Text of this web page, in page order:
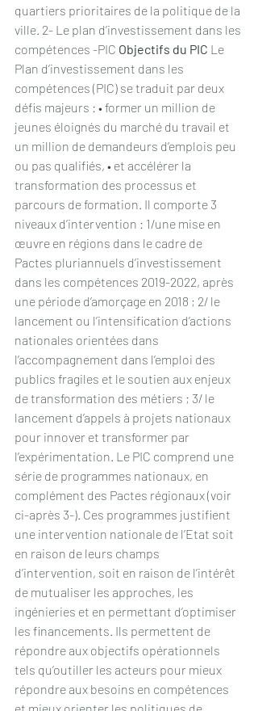
quartiers prioritaires de la politique de la
ville. 2- Le plan d’investissement dans les
compétences -PIC Objectifs du PIC Le
Plan d’investissement dans les
compétences (PIC) se traduit par deux
défis majeurs : • former un million de
jeunes éloignés du marché du travail et
un million de demandeurs d’emplois peu
ou pas qualifiés, • et accélérer la
transformation des processus et
parcours de formation. Il comporte 3
niveaux d’intervention : 1/une mise en
œuvre en régions dans le cadre de
Pactes pluriannuels d’investissement
dans les compétences 2019-2022, après
une période d’amorçage en 2018 ; 2/ le
lancement ou l’intensification d’actions
nationales orientées dans
l’accompagnement dans l’emploi des
publics fragiles et le soutien aux enjeux
de transformation des métiers ; 3/ le
lancement d’appels à projets nationaux
pour innover et transformer par
l’expérimentation. Le PIC comprend une
série de programmes nationaux, en
complément des Pactes régionaux (voir
ci-après 3-). Ces programmes justifient
une intervention nationale de l’Etat soit
en raison de leurs champs
d’intervention, soit en raison de l’intérêt
de mutualiser les approches, les
ingénieries et en permettant d’optimiser
les financements. Ils permettent de
répondre aux objectifs opérationnels
tels qu’outiller les acteurs pour mieux
répondre aux besoins en compétences